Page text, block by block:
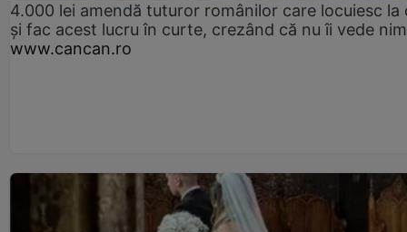
4.000 lei amendă tuturor românilor care locuiesc la
și fac acest lucru în curte, crezând că nu îi vede
www.cancan.ro